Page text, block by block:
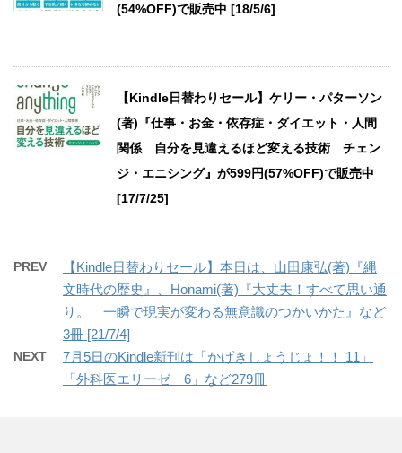
(54%OFF)で販売中 [18/5/6]
【Kindle日替わりセール】ケリー・パターソン
(著)『仕事・お金・依存症・ダイエット・人間
関係 自分を見違えるほど変える技術 チェン
ジ・エニシング』が599円(57%OFF)で販売中
[17/7/25]
PREV
【Kindle日替わりセール】本日は、山田康弘(著)『縄
文時代の歴史』、Honami(著)『大丈夫！すべて思い通
り。 一瞬で現実が変わる無意識のつかいかた』など
3冊 [21/7/4]
NEXT
7月5日のKindle新刊は「かげきしょうじょ！！ 11」
「外科医エリーゼ 6」など279冊